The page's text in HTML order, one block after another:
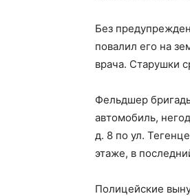
Без
повалил его на
врача. Старушки
Фельдшер
автомобиль,
д. 8 по ул.
этаже, в
Полицейские